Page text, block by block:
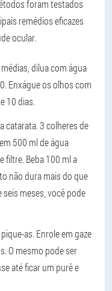
foram testados
remédios eficazes
ocular.
dilua com água
Enxágue os olhos com
10 dias.
catarata. 3 colheres de
500 ml de água
filtre. Beba 100 ml a
não dura mais do que
meses, você pode
as. Enrole em gaze
O mesmo pode ser
até ficar um purê e